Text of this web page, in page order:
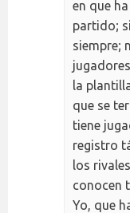
en que
partido;
siempre;
la
que se
tiene
registro
los
conocen
Yo, que